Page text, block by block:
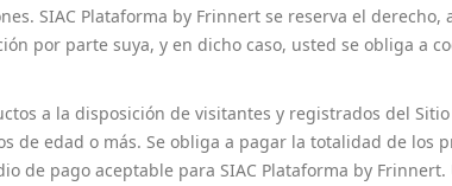
SIAC Plataforma by Frinnert se reserva el
por parte suya, y en dicho caso, usted se obliga a
a la disposición de visitantes y registrados del
edad o más. Se obliga a pagar la totalidad de los
pago aceptable para SIAC Plataforma by